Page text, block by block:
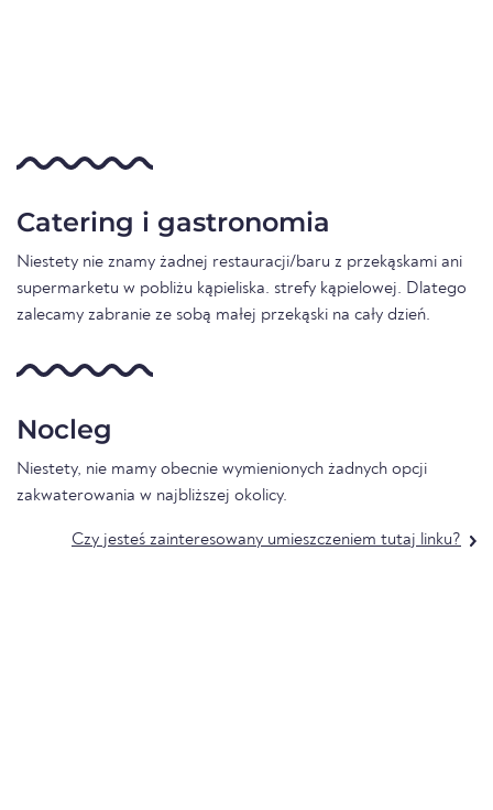
Catering i gastronomia
Niestety nie znamy żadnej restauracji/baru z przekąskami ani
supermarketu w pobliżu kąpieliska. strefy kąpielowej. Dlatego
zalecamy zabranie ze sobą małej przekąski na cały dzień.
Nocleg
Niestety, nie mamy obecnie wymienionych żadnych opcji
zakwaterowania w najbliższej okolicy.
Czy jesteś zainteresowany umieszczeniem tutaj linku?